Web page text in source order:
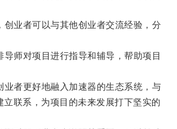
业者可以与其他创业者交流经验，分
师对项目进行指导和辅导，帮助项目
者更好地融入加速器的生态系统，与
立联系，为项目的未来发展打下坚实的